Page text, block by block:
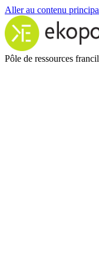
Aller au contenu
Pôle de ressources